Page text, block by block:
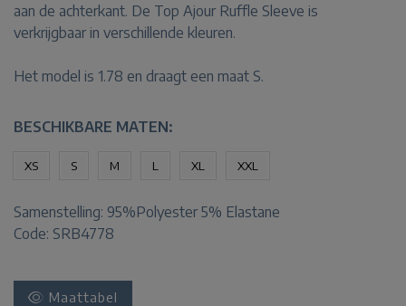
aan de achterkant. De Top Ajour Ruffle Sleeve is
verkrijgbaar in verschillende kleuren.
Het model is 1.78 en draagt een maat S.
BESCHIKBARE MATEN:
XS S M L XL XXL
Samenstelling: 95%Polyester 5% Elastane
Code: SRB4778
Maattabel